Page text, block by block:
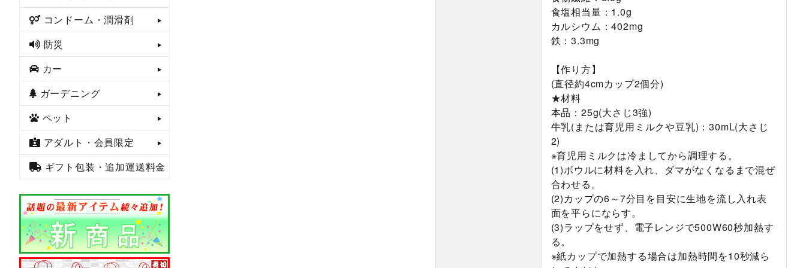
食塩相当量：1.0g
カルシウム：402mg
鉄：3.3mg
【作り方】
(直径約4cmカップ2個分)
★材料
本品：25g(大さじ3強)
牛乳(または育児用ミルクや豆乳)：30mL(大さじ
2)
※育児用ミルクは冷ましてから調理する。
(1)ボウルに材料を入れ、ダマがなくなるまで混ぜ
合わせる。
(2)カップの6～7分目を目安に生地を流し入れ表
面を平らにならす。
(3)ラップをせず、電子レンジで500W60秒加熱す
る。
※紙カップで加熱する場合は加熱時間を10秒減ら
コンドーム・潤滑剤
防災
カー
ガーデニング
ペット
アダルト・会員限定
ギフト包装・追加運送料金